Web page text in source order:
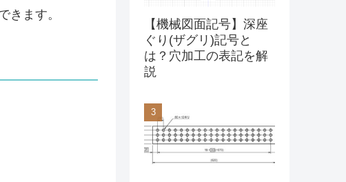
ます。
【機械図面記号】深座
ぐり(ザグリ)記号と
は？穴加工の表記を解
説